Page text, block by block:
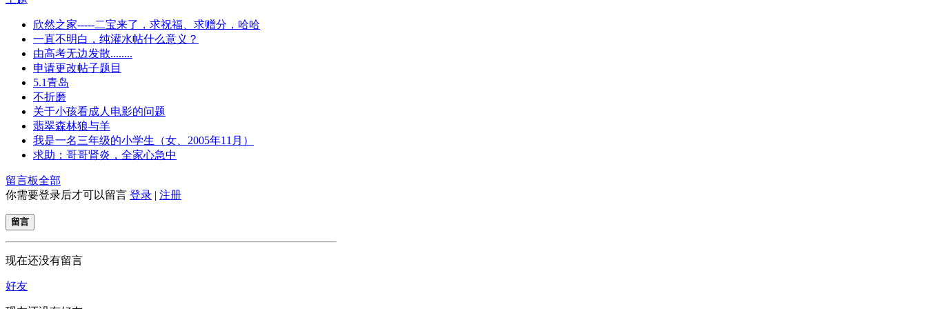
欣然之家-----二宝来了，求祝福、求赠分，哈哈
一直不明白，纯灌水帖什么意义？
由高考无边发散........
申请更改帖子题目
5.1青岛
不折磨
关于小孩看成人电影的问题
翡翠森林狼与羊
我是一名三年级的小学生（女、2005年11月）
求助：哥哥肾炎，全家心急中
留言板全部
你需要登录后才可以留言 登录 | 注册
留言
现在还没有留言
好友